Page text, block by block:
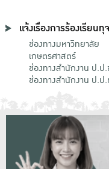
แจ้งเรื่องการร้องเรียน
ช่องทางมหาวิทยาลัย
เกษตรศาสตร์
ช่องทางสำนักงาน ป.ป
ช่องทางสำนักงาน ป.ป